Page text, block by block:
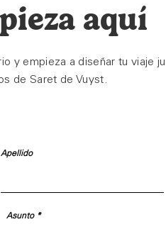
aquí
y empieza a diseñar tu viaje
de Saret de Vuyst.
Apellido
Asunto